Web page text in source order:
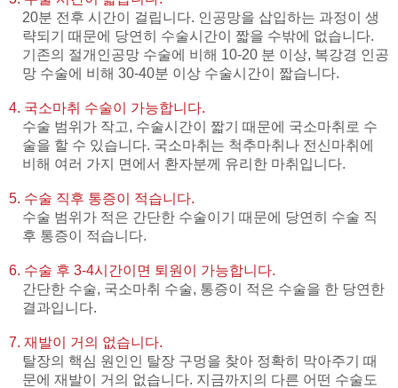
20분 전후 시간이 걸립니다. 인공망을 삽입하는 과정이 생
략되기 때문에 당연히 수술시간이 짧을 수밖에 없습니다.
기존의 절개인공망 수술에 비해 10-20 분 이상, 복강경 인공
망 수술에 비해 30-40분 이상 수술시간이 짧습니다.
4. 국소마취 수술이 가능합니다.
수술 범위가 작고, 수술시간이 짧기 때문에 국소마취로 수
술을 할 수 있습니다. 국소마취는 척추마취나 전신마취에
비해 여러 가지 면에서 환자분께 유리한 마취입니다.
5. 수술 직후 통증이 적습니다.
수술 범위가 적은 간단한 수술이기 때문에 당연히 수술 직
후 통증이 적습니다.
6. 수술 후 3-4시간이면 퇴원이 가능합니다.
간단한 수술, 국소마취 수술, 통증이 적은 수술을 한 당연한
결과입니다.
7. 재발이 거의 없습니다.
탈장의 핵심 원인인 탈장 구멍을 찾아 정확히 막아주기 때
문에 재발이 거의 없습니다. 지금까지의 다른 어떤 수술도